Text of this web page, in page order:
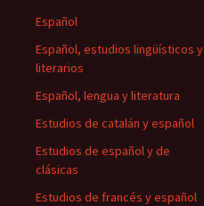
Español
Español, estudios lingüísticos y
literarios
Español, lengua y literatura
Estudios de catalán y español
Estudios de español y de
clásicas
Estudios de francés y español